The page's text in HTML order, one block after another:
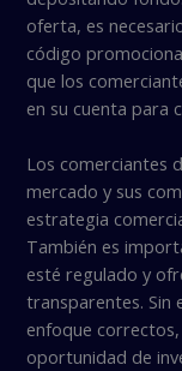
oferta, es
código
que los
en su cuenta para
Los comerciantes
mercado y sus
estrategia
También es
esté regulado y
transparentes. Sin
enfoque
oportunidad de